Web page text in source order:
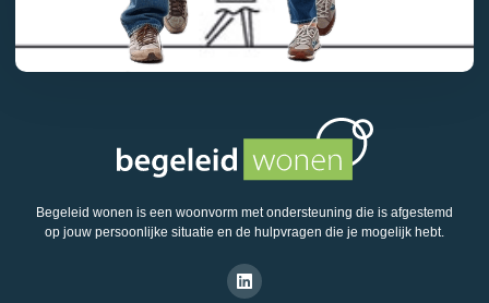
Begeleid wonen is een woonvorm met ondersteuning die is afgestemd
op jouw persoonlijke situatie en de hulpvragen die je mogelijk hebt.